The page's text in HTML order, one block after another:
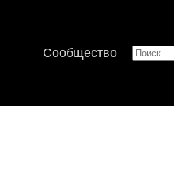
Сообщество